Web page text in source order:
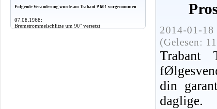
Folgende Veränderung wurde am Trabant P 601 vorgenommen:
07.08.1968:
Bremstrommelschlitze um 90° versetzt
2014-01-
(Gelesen:
din
daglige.